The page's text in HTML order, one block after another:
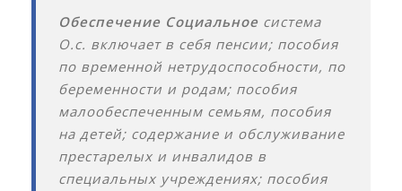
Обеспечение Социальное система
О.с. включает в себя пенсии; пособия
по временной нетрудоспособности, по
беременности и родам; пособия
малообеспеченным семьям, пособия
на детей; содержание и обслуживание
престарелых и инвалидов в
специальных учреждениях; пособия